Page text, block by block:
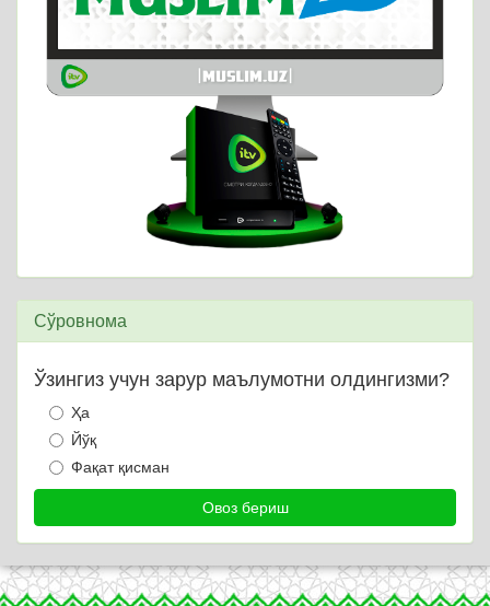
Сўровнома
Ўзингиз учун зарур маълумотни олдингизми?
Ҳа
Йўқ
Фақат қисман